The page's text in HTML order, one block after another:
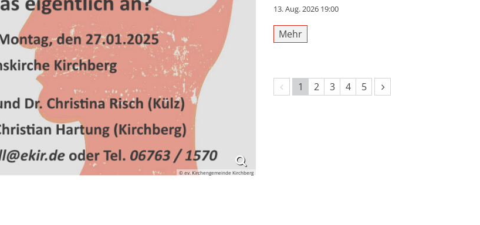
© ev. Kirchengemeinde Kirchberg
13. Aug. 2026 19:00
Mehr
Vorherige Seite
1 2 3 4 5 Nächste Seite